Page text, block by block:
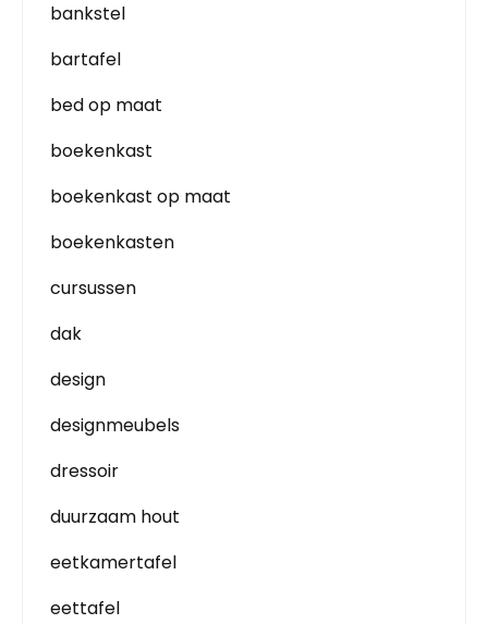
bankstel
bartafel
bed op maat
boekenkast
boekenkast op maat
boekenkasten
cursussen
dak
design
designmeubels
dressoir
duurzaam hout
eetkamertafel
eettafel